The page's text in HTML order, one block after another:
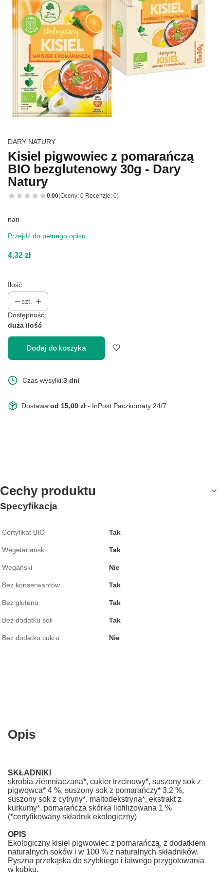
DARY NATURY
Kisiel pigwowiec z pomarańczą
BIO bezglutenowy 30g - Dary
Natury
0.00(Oceny: 0 Recenzje: 0)
nan
Przejdź do pełnego opisu
Cena
4,32 zł
Ilość
szt.
Dostępność:
duża ilość
Dodaj do koszyka
Czas wysyłki:3 dni
Dostawa od 15,00 zł - InPost Paczkomaty 24/7
Cechy produktu
Specyfikacja
Certyfikat BIO Tak
Wegetariański Tak
Wegański Nie
Bez konserwantów Tak
Bez glutenu Tak
Bez dodatku soli Tak
Bez dodatku cukru Nie
Opis
SKŁADNIKI
skrobia ziemniaczana*, cukier trzcinowy*, suszony sok z
pigwowca* 4 %, suszony sok z pomarańczy* 3,2 %,
suszony sok z cytryny*, maltodekstryna*, ekstrakt z
kurkumy*, pomarańcza skórka liofilizowana 1 %
(*certyfikowany składnik ekologiczny)
OPIS
Ekologiczny kisiel pigwowiec z pomarańczą, z dodatkiem
naturalnych soków i w 100 % z naturalnych składników.
Pyszna przekąska do szybkiego i łatwego przygotowania
w kubku.